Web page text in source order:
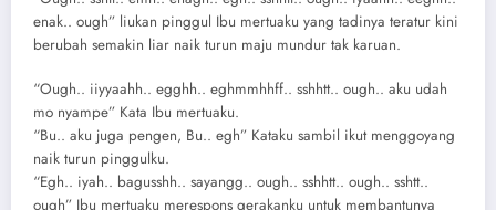
enak.. ough” liukan pinggul Ibu mertuaku yang tadinya teratur kini
berubah semakin liar naik turun maju mundur tak karuan.
“Ough.. iiyyaahh.. egghh.. eghmmhhff.. sshhtt.. ough.. aku udah
mo nyampe” Kata Ibu mertuaku.
“Bu.. aku juga pengen, Bu.. egh” Kataku sambil ikut menggoyang
naik turun pinggulku.
“Egh.. iyah.. bagusshh.. sayangg.. ough.. sshhtt.. ough.. sshtt..
ough” Ibu mertuaku merespons gerakanku untuk membantunya